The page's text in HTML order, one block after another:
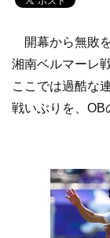
開幕から無敗
湘南ベルマーレ
ここでは過酷な
戦いぶりを、OB